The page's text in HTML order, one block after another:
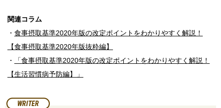
関連コラム
・ 食事摂取基準2020年版の改定ポイントをわかりやすく解説！
【食事摂取基準2020年版抜粋編】
・
「食事摂取基準2020年版の改定ポイントをわかりやすく解説！
【生活習慣病予防編】」
WRITER